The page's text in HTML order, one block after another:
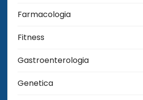
Farmacologia
Fitness
Gastroenterologia
Genetica